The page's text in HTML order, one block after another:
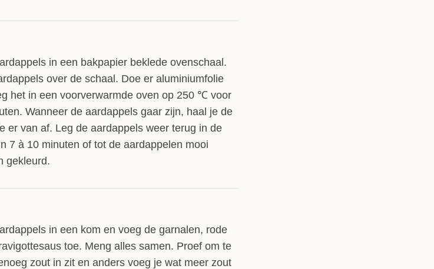
in een bakpapier beklede ovenschaal.
over de schaal. Doe er aluminiumfolie
het in een voorverwarmde oven op 250 ℃ voor
Wanneer de aardappels gaar zijn, haal je de
er van af. Leg de aardappels weer terug in de
7 à 10 minuten of tot de aardappelen mooi
gekleurd.
in een kom en voeg de garnalen, rode
toe. Meng alles samen. Proef om te
zout in zit en anders voeg je wat meer zout